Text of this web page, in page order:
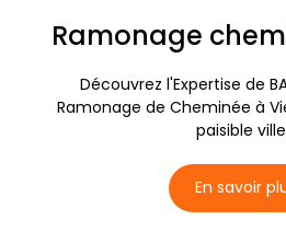
Ramonage
Découvrez l'Expertise de
Ramonage de Cheminée à
paisible
En savoir